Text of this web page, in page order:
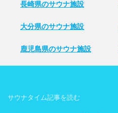
長崎県のサウナ施設
大分県のサウナ施設
鹿児島県のサウナ施設
サウナタイム記事を読む